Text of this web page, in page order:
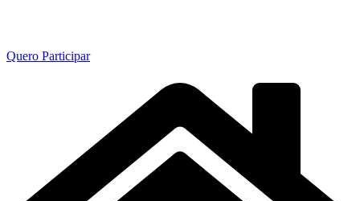
Quero Participar